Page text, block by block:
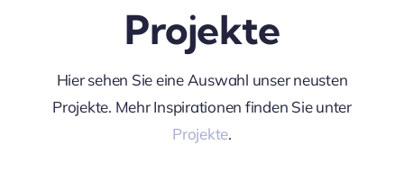
Projekte
Hier sehen Sie eine Auswahl unser neusten
Projekte. Mehr Inspirationen finden Sie unter
Projekte.